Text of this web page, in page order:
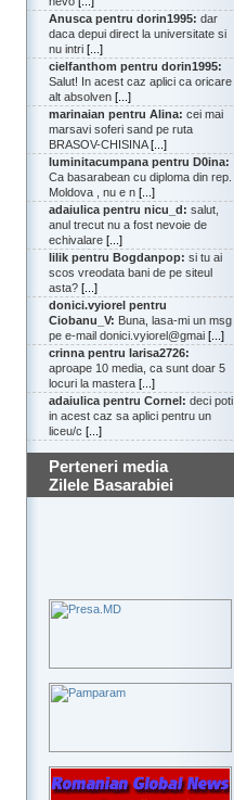
Anusca pentru dorin1995: dar
daca depui direct la universitate si
nu intri [...]
cielfanthom pentru dorin1995:
Salut! In acest caz aplici ca oricare
alt absolven [...]
marinaian pentru Alina: cei mai
marsavi soferi sand pe ruta
BRASOV-CHISINA[...]
luminitacumpana pentru D0ina:
Ca basarabean cu diploma din rep.
Moldova , nu e n [...]
adaiulica pentru nicu_d: salut,
anul trecut nu a fost nevoie de
echivalare [...]
lilik pentru Bogdanpop: si tu ai
scos vreodata bani de pe siteul
asta? [...]
donici.vyiorel pentru
Ciobanu_V: Buna, lasa-mi un msg
pe e-mail donici.vyiorel@gmai [...]
crinna pentru larisa2726:
aproape 10 media, ca sunt doar 5
locuri la mastera [...]
adaiulica pentru Cornel: deci poti
in acest caz sa aplici pentru un
liceu/c [...]
Perteneri media
Zilele Basarabiei